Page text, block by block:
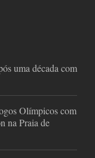
uma década com
Olímpicos com
na Praia de